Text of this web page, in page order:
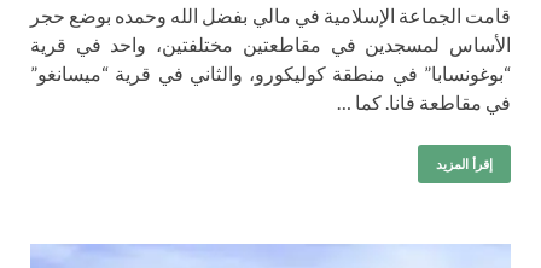
قامت الجماعة الإسلامية في مالي بفضل الله وحمده بوضع حجر
الأساس لمسجدين في مقاطعتين مختلفتين، واحد في قرية
“بوغونسابا” في منطقة كوليكورو، والثاني في قرية “ميسانغو”
في مقاطعة فانا. كما …
إقرأ المزيد